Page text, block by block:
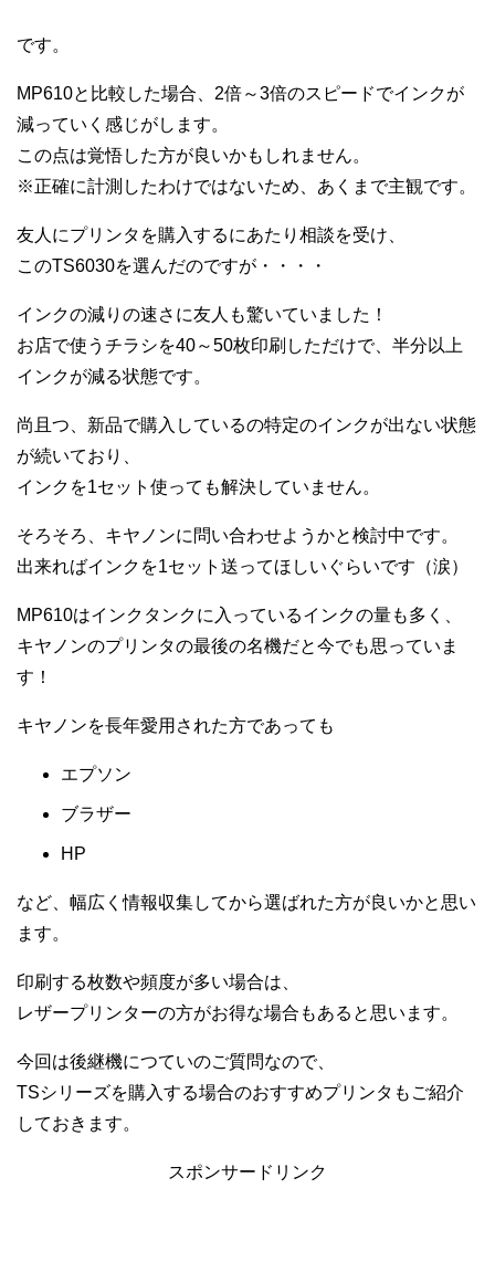
です。
MP610と比較した場合、2倍～3倍のスピードでインクが
減っていく感じがします。
この点は覚悟した方が良いかもしれません。
※正確に計測したわけではないため、あくまで主観です。
友人にプリンタを購入するにあたり相談を受け、
このTS6030を選んだのですが・・・・
インクの減りの速さに友人も驚いていました！
お店で使うチラシを40～50枚印刷しただけで、半分以上
インクが減る状態です。
尚且つ、新品で購入しているの特定のインクが出ない状態
が続いており、
インクを1セット使っても解決していません。
そろそろ、キヤノンに問い合わせようかと検討中です。
出来ればインクを1セット送ってほしいぐらいです（涙）
MP610はインクタンクに入っているインクの量も多く、
キヤノンのプリンタの最後の名機だと今でも思っていま
す！
キヤノンを長年愛用された方であっても
エプソン
ブラザー
HP
など、幅広く情報収集してから選ばれた方が良いかと思い
ます。
印刷する枚数や頻度が多い場合は、
レザープリンターの方がお得な場合もあると思います。
今回は後継機につていのご質問なので、
TSシリーズを購入する場合のおすすめプリンタもご紹介
しておきます。
スポンサードリンク